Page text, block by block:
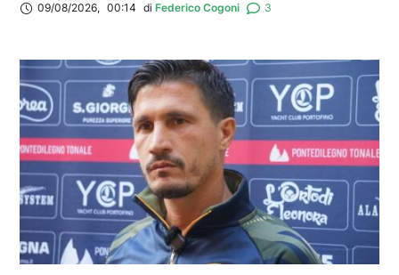
09/08/2026, 00:14 di Federico Cogoni 3